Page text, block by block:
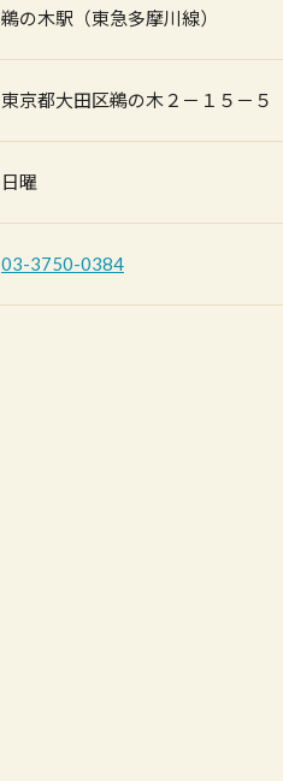
鵜の木駅（東急多摩川線）
東京都大田区鵜の木２－１５－５
日曜
03-3750-0384